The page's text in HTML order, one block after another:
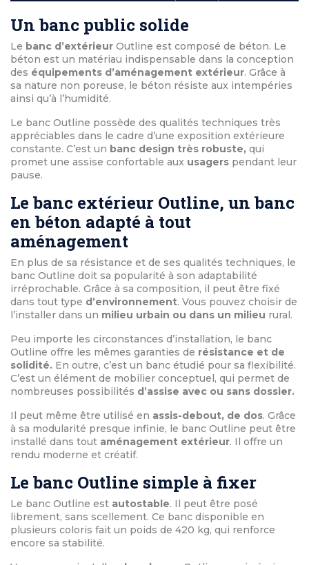
Un banc public solide
Le banc d’extérieur Outline est composé de béton. Le
béton est un matériau indispensable dans la conception
des équipements d’aménagement extérieur. Grâce à
sa nature non poreuse, le béton résiste aux intempéries
ainsi qu’à l’humidité.
Le banc Outline possède des qualités techniques très
appréciables dans le cadre d’une exposition extérieure
constante. C’est un banc design très robuste, qui
promet une assise confortable aux usagers pendant leur
pause.
Le banc extérieur Outline, un banc
en béton adapté à tout
aménagement
En plus de sa résistance et de ses qualités techniques, le
banc Outline doit sa popularité à son adaptabilité
irréprochable. Grâce à sa composition, il peut être fixé
dans tout type d’environnement. Vous pouvez choisir de
l’installer dans un milieu urbain ou dans un milieu rural.
Peu importe les circonstances d’installation, le banc
Outline offre les mêmes garanties de résistance et de
solidité. En outre, c’est un banc étudié pour sa flexibilité.
C’est un élément de mobilier conceptuel, qui permet de
nombreuses possibilités d’assise avec ou sans dossier.
Il peut même être utilisé en assis-debout, de dos. Grâce
à sa modularité presque infinie, le banc Outline peut être
installé dans tout aménagement extérieur. Il offre un
rendu moderne et créatif.
Le banc Outline simple à fixer
Le banc Outline est autostable. Il peut être posé
librement, sans scellement. Ce banc disponible en
plusieurs coloris fait un poids de 420 kg, qui renforce
encore sa stabilité.